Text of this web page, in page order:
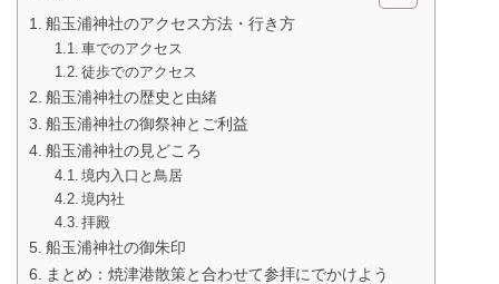
船玉浦神社のアクセス方法・行き方
車でのアクセス
徒歩でのアクセス
船玉浦神社の歴史と由緒
船玉浦神社の御祭神とご利益
船玉浦神社の見どころ
境内入口と鳥居
境内社
拝殿
船玉浦神社の御朱印
まとめ：焼津港散策と合わせて参拝にでかけよう